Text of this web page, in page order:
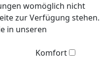
womöglich nicht
zur Verfügung stehen.
in unseren
Komfort